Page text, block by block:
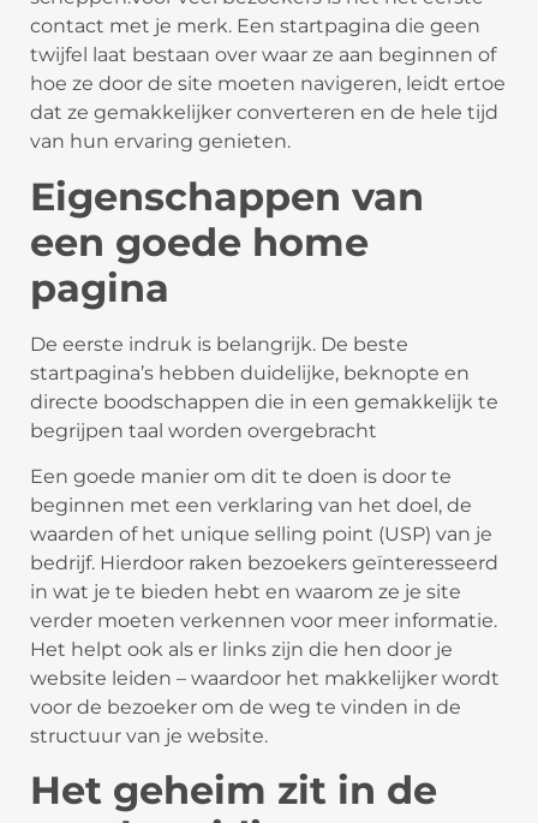
contact met je merk. Een startpagina die geen
twijfel laat bestaan over waar ze aan beginnen of
hoe ze door de site moeten navigeren, leidt ertoe
dat ze gemakkelijker converteren en de hele tijd
van hun ervaring genieten.
Eigenschappen van
een goede home
pagina
De eerste indruk is belangrijk. De beste
startpagina’s hebben duidelijke, beknopte en
directe boodschappen die in een gemakkelijk te
begrijpen taal worden overgebracht
Een goede manier om dit te doen is door te
beginnen met een verklaring van het doel, de
waarden of het unique selling point (USP) van je
bedrijf. Hierdoor raken bezoekers geïnteresseerd
in wat je te bieden hebt en waarom ze je site
verder moeten verkennen voor meer informatie.
Het helpt ook als er links zijn die hen door je
website leiden – waardoor het makkelijker wordt
voor de bezoeker om de weg te vinden in de
structuur van je website.
Het geheim zit in de